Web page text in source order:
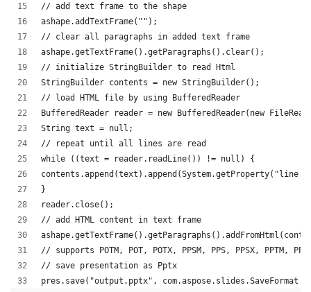
// add text frame to the shape
ashape.addTextFrame("");
// clear all paragraphs in added text frame
ashape.getTextFrame().getParagraphs().clear();
// initialize StringBuilder to read Html
StringBuilder contents = new StringBuilder();
// load HTML file by using BufferedReader
BufferedReader reader = new BufferedReader(new
String text = null;
// repeat until all lines are read
while ((text = reader.readLine()) != null) {
}
reader.close();
// add HTML content in text frame
// supports POTM, POT, POTX, PPSM, PPS, PPSX, PPTM,
// save presentation as Pptx
pres.save("output.pptx",